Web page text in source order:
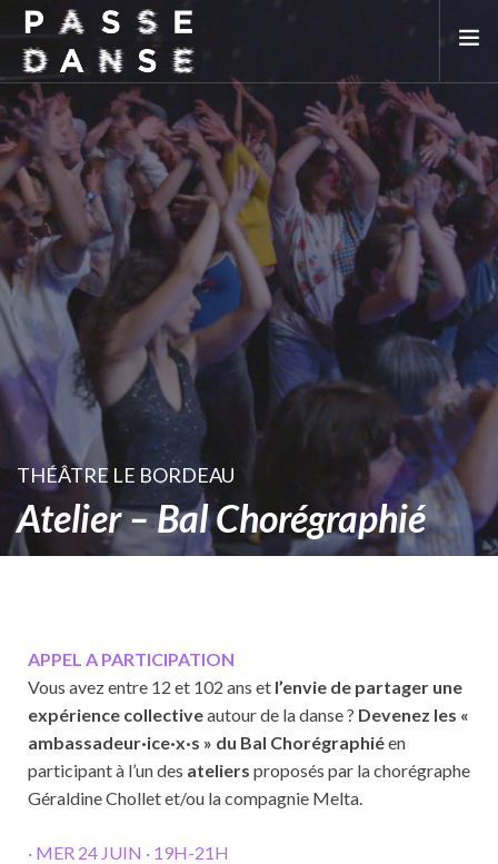
LA SAISON 25/26
MAI DE LA DANSE
LE PASSEDANSE
LES LIEUX PARTENAIRES
ADHÉREZ
THÉÂTRE LE BORDEAU
Atelier – Bal Chorégraphié
APPEL A PARTICIPATION
Vous avez entre 12 et 102 ans et l’envie de partager une
expérience collectiveautour de la danse ? Devenez les «
ambassadeur·ice·x·s » du Bal Chorégraphiéen
participant à l’un des ateliers proposés par la chorégraphe
Géraldine Chollet et/ou la compagnie Melta.
· MER 24 JUIN · 19H-21H